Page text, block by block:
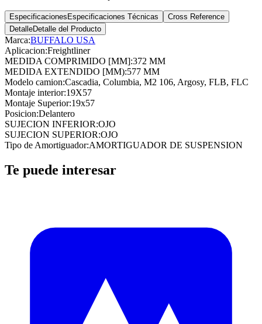
Especificaciones Especificaciones Técnicas
Cross Reference
DetalleDetalle del Producto
Marca:BUFFALO USA
Aplicacion:Freightliner
MEDIDA COMPRIMIDO [MM]:372 MM
MEDIDA EXTENDIDO [MM):577 MM
Modelo camion:Cascadia, Columbia, M2 106, Argosy, FLB, FLC
Montaje interior:19X57
Montaje Superior:19x57
Posicion:Delantero
SUJECION INFERIOR:OJO
SUJECION SUPERIOR:OJO
Tipo de Amortiguador:AMORTIGUADOR DE SUSPENSION
Te puede interesar